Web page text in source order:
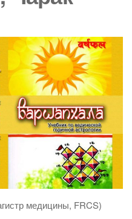
медицины, FRCS)